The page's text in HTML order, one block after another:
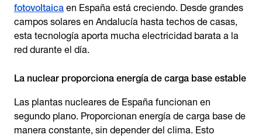
fotovoltaica en España está creciendo. Desde grandes
campos solares en Andalucía hasta techos de casas,
esta tecnología aporta mucha electricidad barata a la
red durante el día.
La nuclear proporciona energía de carga base estable
Las plantas nucleares de España funcionan en
segundo plano. Proporcionan energía de carga base de
manera constante, sin depender del clima. Esto